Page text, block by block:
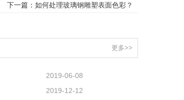
下一篇： 如何处理玻璃钢雕塑表面色彩？
更多>>
2019-06-08
2019-12-12